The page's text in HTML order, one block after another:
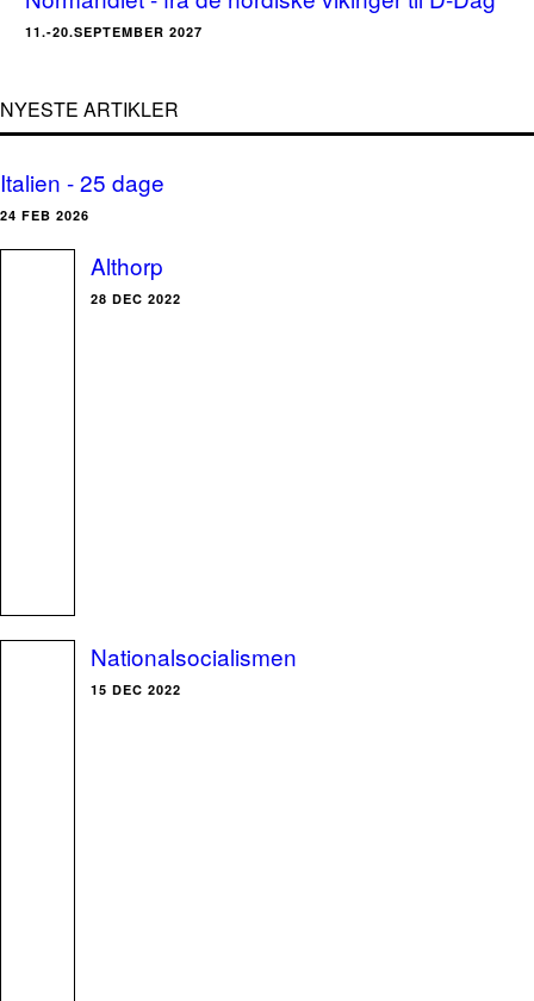
11.-20.SEPTEMBER 2027
NYESTE ARTIKLER
Italien - 25 dage
24 FEB 2026
Althorp
28 DEC 2022
Nationalsocialismen
15 DEC 2022